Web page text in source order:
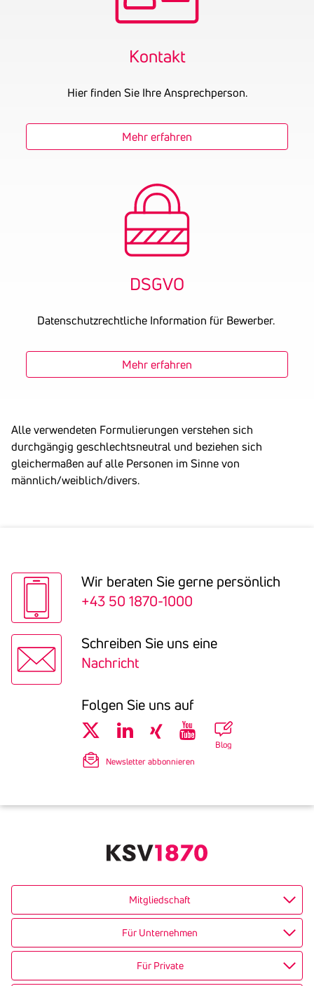
Kontakt
Hier finden Sie Ihre Ansprechperson.
Mehr erfahren
DSGVO
Datenschutzrechtliche Information für Bewerber.
Mehr erfahren
Alle verwendeten Formulierungen verstehen sich
durchgängig geschlechtsneutral und beziehen sich
gleichermaßen auf alle Personen im Sinne von
männlich/weiblich/divers.
Wir beraten Sie gerne persön­lich
+43 50 1870-1000
Schreiben Sie uns eine
Nachricht
Folgen Sie uns auf
Blog
Newsletter abbonnieren
Mitgliedschaft
Für Unternehmen
Für Private